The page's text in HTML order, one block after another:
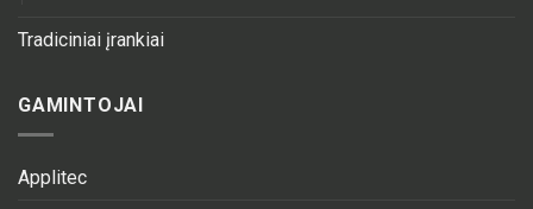
Tradiciniai įrankiai
GAMINTOJAI
Applitec